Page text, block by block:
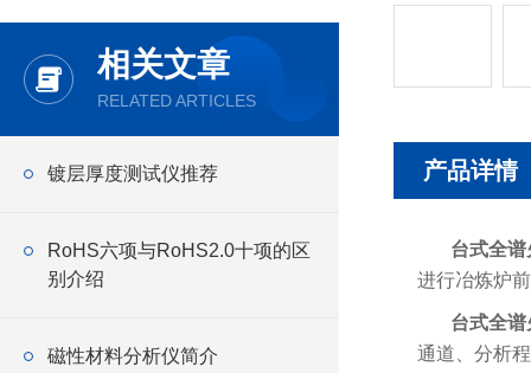
相关文章
RELATED ARTICLES
镀层厚度测试仪推荐
RoHS六项与RoHS2.0十项的区
别介绍
磁性材料分析仪简介
产品详情
台式全
进行冶炼炉
台式全
通道、分析